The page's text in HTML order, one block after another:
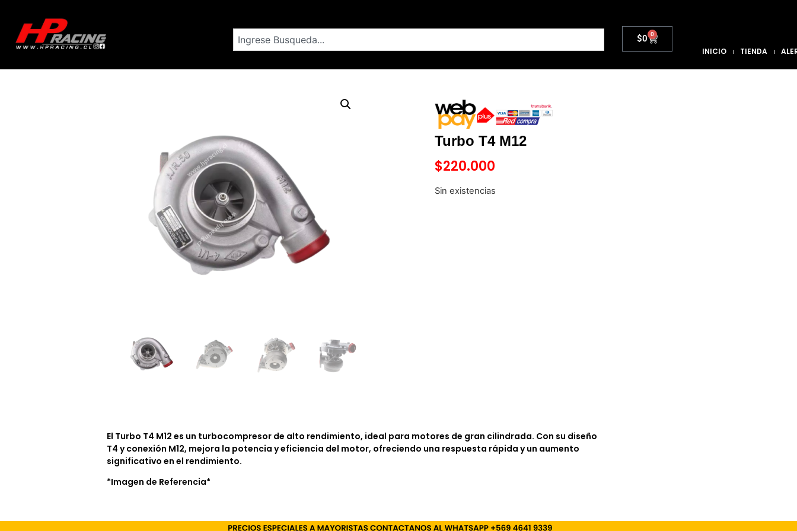
$0 0
INICIO TIENDA
Turbo T4 M12
$220.000
Sin existencias
El Turbo T4 M12 es un turbocompresor de alto rendimiento, ideal para motores de gran cilindrada. Con su diseño
T4 y conexión M12, mejora la potencia y eficiencia del motor, ofreciendo una respuesta rápida y un aumento
significativo en el rendimiento.
*Imagen de Referencia*